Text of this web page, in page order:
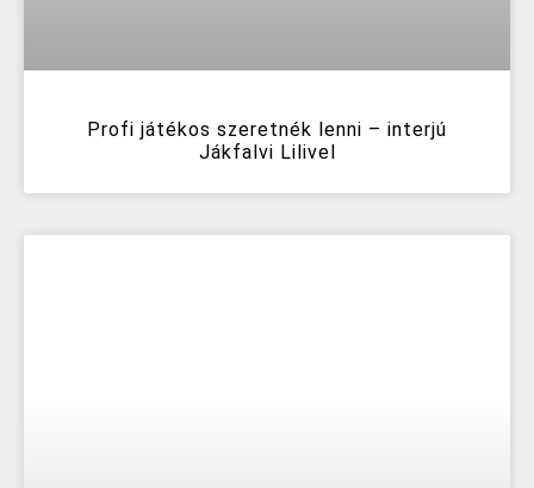
Profi játékos szeretnék lenni – interjú
Jákfalvi Lilivel